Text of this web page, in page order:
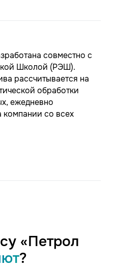
совместно с
Школой (РЭШ).
рассчитывается на
обработки
ежедневно
со всех
«Петрол
?